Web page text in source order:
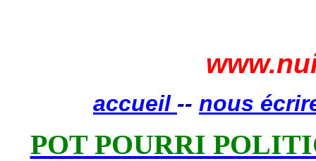
accueil -- nous
POT POURRI